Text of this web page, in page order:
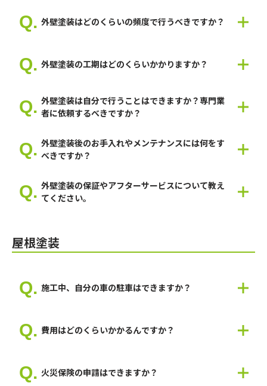
乾燥が必要な場合は施工不良に繋がりますので短縮するにも限界
があります。
外壁塗装はどのくらいの頻度で行うべきですか？
です。
外壁塗装の工期はどのくらいかかりますか？
外壁塗装は自分で行うことはできますか？専門業
者に依頼するべきですか？
相談することをおすすめいたします。
外壁塗装後のお手入れやメンテナンスには何をす
べきですか？
基本は劣化するまでそのままを推奨しています。
外壁塗装の保証やアフターサービスについて教え
てください。
屋根塗装
施工中、自分の車の駐車はできますか？
地で打ち合わせして判断いたします。
養生いたしますので、お車が塗装で汚れることはございません。
費用はどのくらいかかるんですか？
らとお伝えできません。 お見積もりは無料なので、まずはお気
軽にお問い合わせください。
火災保険の申請はできますか？